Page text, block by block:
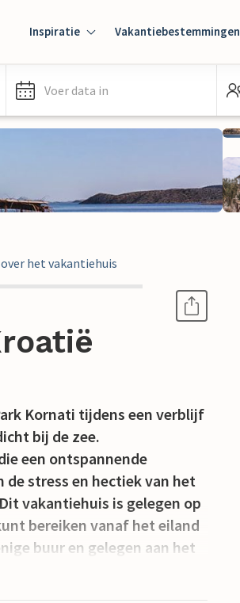
Inspiratie Vakantiebestemmingen
Voer data in
het vakantiehuis
Kornati tijdens een verblijf
bij de zee.
een ontspannende
stress en hectiek van het
vakantiehuis is gelegen op
bereiken vanaf het eiland
buur en gelegen aan het
bij hem een boot huren.